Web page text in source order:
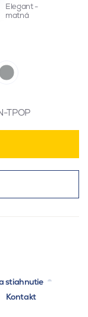
Elegant -
matná
TPOP
stiahnutie
Kontakt